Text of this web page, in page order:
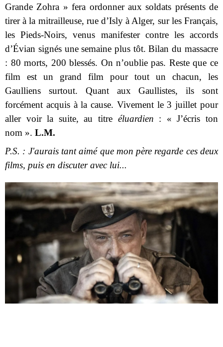
Grande Zohra » fera ordonner aux soldats présents de
tirer à la mitrailleuse, rue d’Isly à Alger, sur les Français,
les Pieds-Noirs, venus manifester contre les accords
d’Évian signés une semaine plus tôt. Bilan du massacre
: 80 morts, 200 blessés. On n’oublie pas. Reste que ce
film est un grand film pour tout un chacun, les
Gaulliens surtout. Quant aux Gaullistes, ils sont
forcément acquis à la cause. Vivement le 3 juillet pour
aller voir la suite, au titre éluardien : « J’écris ton
nom ».L.M.
P.S. : J'aurais tant aimé que mon père regarde ces deux
films, puis en discuter avec lui...